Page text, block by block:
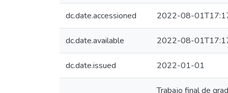
dc.date.accessioned 2022-08-
dc.date.available 2022-08-
dc.date.issued 2022-01-01
Trabajo final de